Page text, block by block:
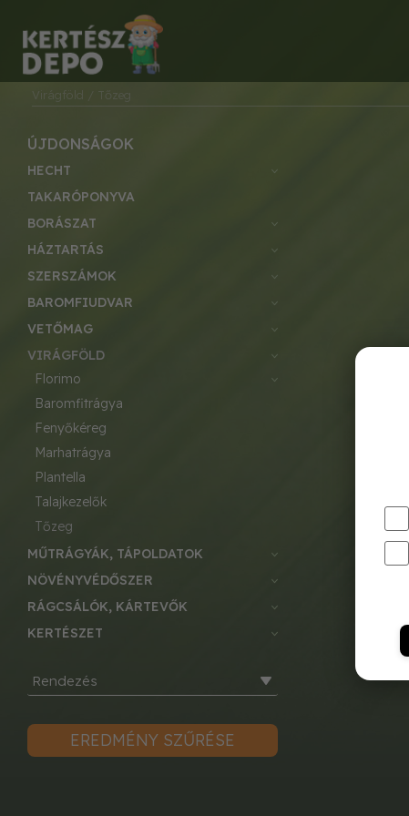
Virágföld / Tőzeg
ÚJDONSÁGOK
HECHT
TAKARÓPONYVA
BORÁSZAT
HÁZTARTÁS
SZERSZÁMOK
BAROMFIUDVAR
VETŐMAG
VIRÁGFÖLD
florimo
baromfitrágya
fenyőkéreg
marhatrágya
plantella
talajkezelők
tőzeg
MŰTRÁGYÁK, TÁPOLDATOK
NÖVÉNYVÉDŐSZER
RÁGCSÁLÓK, KÁRTEVŐK
KERTÉSZET
Rendezés
EREDMÉNY SZŰRÉSE